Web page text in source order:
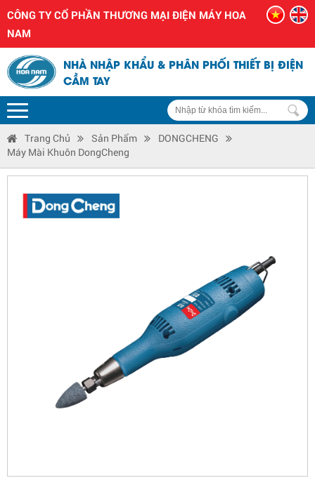
CÔNG TY CỔ PHẦN THƯƠNG MẠI ĐIỆN MÁY HOA
NAM
NHÀ NHẬP KHẨU & PHÂN PHỐI THIẾT BỊ ĐIỆN
CẦM TAY
Trang Chủ Sản Phẩm
DONGCHENG
Máy Mài Khuôn DongCheng